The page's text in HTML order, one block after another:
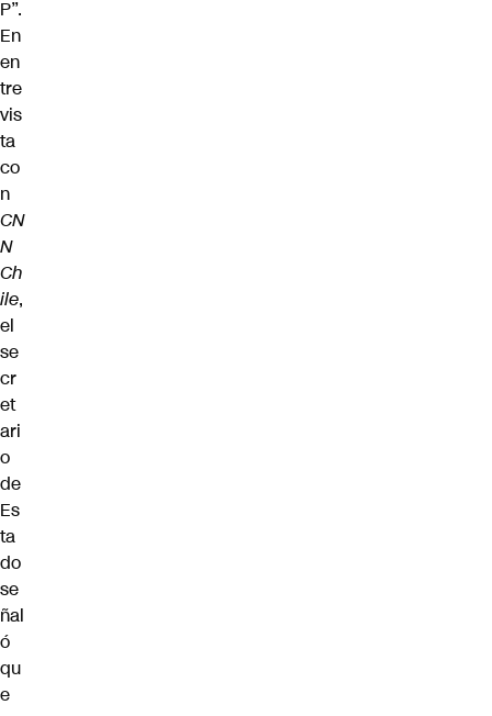
P”.
En
en
tre
vis
ta
co
n
CN
N
Ch
ile,
el
se
cr
et
ari
o
de
Es
ta
do
se
ñal
ó
qu
e